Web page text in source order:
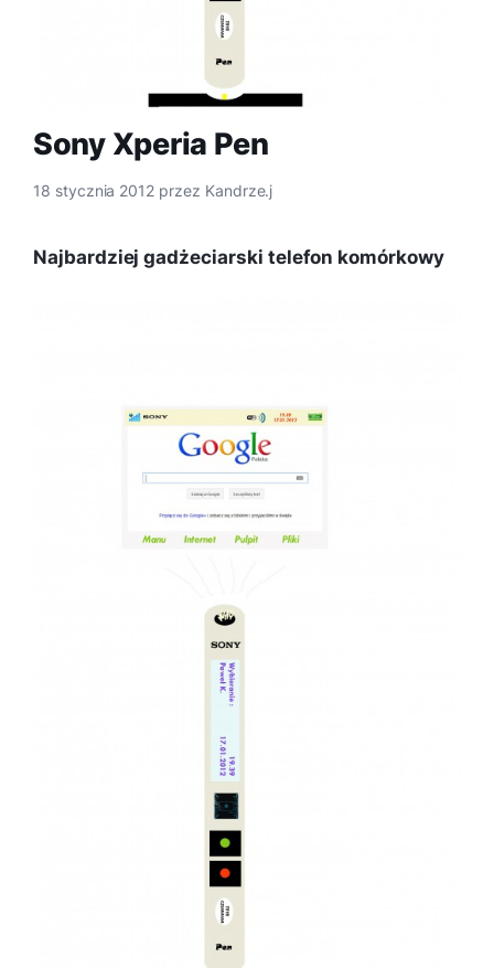
Sony Xperia Pen
18 stycznia 2012 przez Kandrze.j
Najbardziej gadżeciarski telefon komórkowy